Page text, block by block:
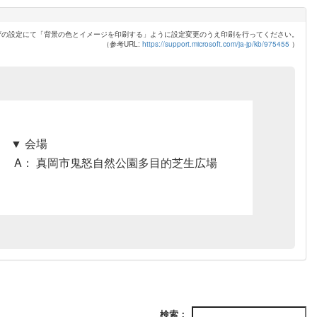
設定にて「背景の色とイメージを印刷する」ように設定変更のうえ印刷を行ってください。
（参考URL: https://support.microsoft.com/ja-jp/kb/975455 ）
▼ 会場
A： 真岡市鬼怒自然公園多目的芝生広場
検索：